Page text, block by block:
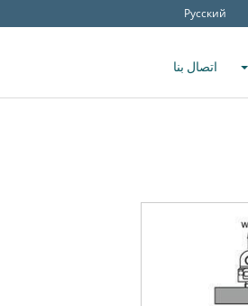
Русский
اتصال بنا